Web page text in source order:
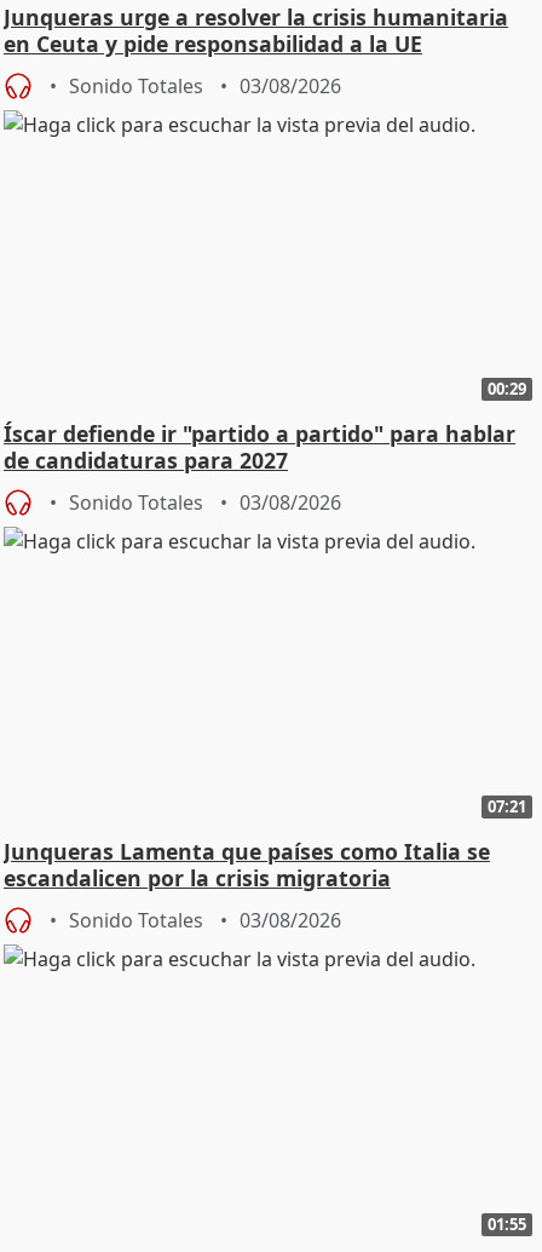
Junqueras urge a resolver la crisis humanitaria
en Ceuta y pide responsabilidad a la UE
Sonido Totales 03/08/2026
00:29
Íscar defiende ir "partido a partido" para hablar
de candidaturas para 2027
Sonido Totales 03/08/2026
07:21
Junqueras Lamenta que países como Italia se
escandalicen por la crisis migratoria
Sonido Totales 03/08/2026
01:55